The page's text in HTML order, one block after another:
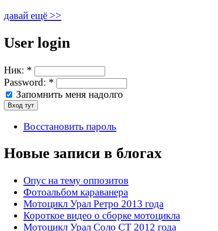
давай ещё >>
User login
Ник: *
Password: *
Запомнить меня надолго
Восстановить пароль
Новые записи в блогах
Опус на тему оппозитов
Фотоальбом караванера
Мотоцикл Урал Ретро 2013 года
Короткое видео о сборке мотоцикла
Мотоцикл Урал Соло СТ 2012 года